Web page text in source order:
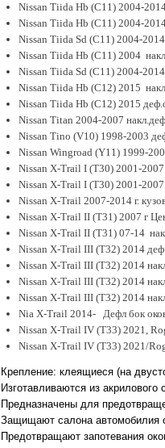
Nissan Tiida Hb (C11) 2004-
Nissan Tiida Hb (C11) 2004-
Nissan Tiida Sd (C11) 2004-
Nissan Tiida Hb (C11) 2004
Nissan Tiida Sd (C11) 2004-
Nissan Tiida Hb (C12) 2015
Nissan Tiida Hb (C12) 2015
Nissan Titan 2004-2007
Nissan Tino (V10) 1998-2003
Nissan Wingroad (Y11) 1999-
Nissan X-Trail I (T30) 2001-
Nissan X-Trail I (T30) 2001-
Nissan X-Trail 2007-2014 г.
Nissan X-Trail II (T31) 2007 г
Nissan X-Trail II (T31) 07-14
Nissan X-Trail III (T32) 2014
Nissan X-Trail III (T32) 2014
Nissan X-Trail III (T32) 2014
Nissan X-Trail III (T32) 2014
Nia X-Trail 2014- Дефл бок
Nissan X-Trail IV (T33) 2021,
Nissan X-Trail IV (T33) 2021/
Крепление: клеящиеся (на
Изготавливаются из акрилового
Предназначены для
Защищаютсалона автомобилия
Предотвращаютзапотевания